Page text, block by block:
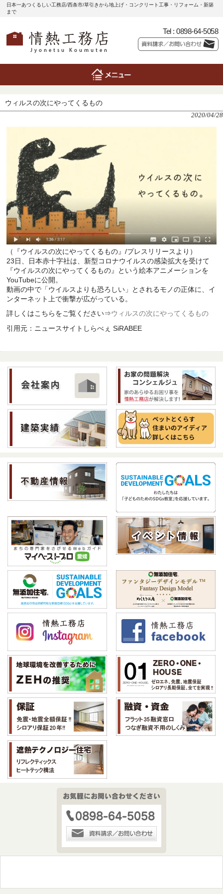
日本一あつくるしい工務店/西条市/草引きから地上げ・コンクリート工事・リフォーム・新築
まで
Tel : 0898-64-5058
ウィルスの次にやってくるもの
2020/04/28
（『ウイルスの次にやってくるもの』/プレスリリースより）
23日、日本赤十字社は、新型コロナウイルスの感染拡大を受けて
『ウイルスの次にやってくるもの』という絵本アニメーションを
YouTubeに公開。
動画の中で「ウイルスよりも恐ろしい」とされるモノの正体に、イ
ンターネット上で衝撃が広がっている。
詳しくはこちらをご覧ください⇒ウィルスの次にやってくるもの
引用元：ニュースサイトしらべぇ SiRABEE